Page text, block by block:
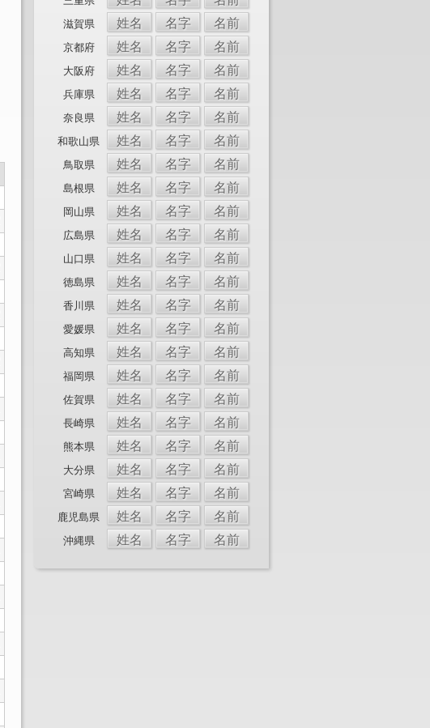
滋賀県 姓名 名字 名前
京都府 姓名 名字 名前
大阪府 姓名 名字 名前
兵庫県 姓名 名字 名前
奈良県 姓名 名字 名前
和歌山県 姓名 名字 名前
鳥取県 姓名 名字 名前
島根県 姓名 名字 名前
岡山県 姓名 名字 名前
広島県 姓名 名字 名前
山口県 姓名 名字 名前
徳島県 姓名 名字 名前
香川県 姓名 名字 名前
愛媛県 姓名 名字 名前
高知県 姓名 名字 名前
福岡県 姓名 名字 名前
佐賀県 姓名 名字 名前
長崎県 姓名 名字 名前
熊本県 姓名 名字 名前
大分県 姓名 名字 名前
宮崎県 姓名 名字 名前
鹿児島県 姓名 名字 名前
沖縄県 姓名 名字 名前